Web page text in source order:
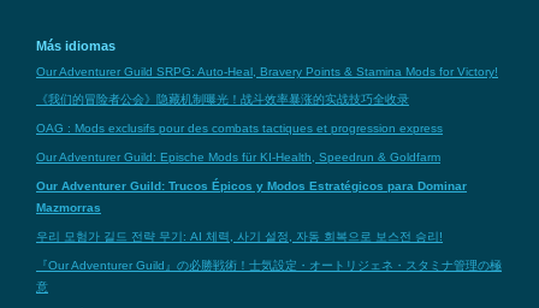
Más idiomas
Our Adventurer Guild SRPG: Auto-Heal, Bravery Points & Stamina Mods for Victory!
《我们的冒险者公会》隐藏机制曝光！战斗效率暴涨的实战技巧全收录
OAG : Mods exclusifs pour des combats tactiques et progression express
Our Adventurer Guild: Epische Mods für KI-Health, Speedrun & Goldfarm
Our Adventurer Guild: Trucos Épicos y Modos Estratégicos para Dominar
Mazmorras
우리 모험가 길드 전략 무기: AI 체력, 사기 설정, 자동 회복으로 보스전 승리!
『Our Adventurer Guild』の必勝戦術！士気設定・オートリジェネ・スタミナ管理の極
意